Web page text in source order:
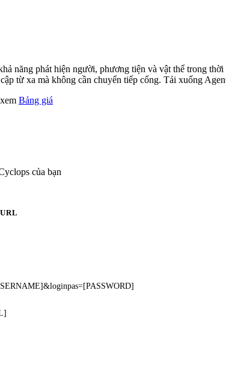
năng phát hiện người, phương tiện và vật thể trong
từ xa mà không cần chuyển tiếp cổng. Tải xuống
Bảng giá
của bạn
URL